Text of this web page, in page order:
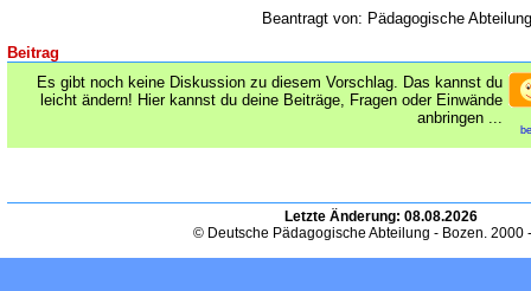
Beantragt von: Pädagogische Abteilung
Beitrag
Es gibt noch keine Diskussion zu diesem Vorschlag. Das kannst du
leicht ändern! Hier kannst du deine Beiträge, Fragen oder Einwände
anbringen ...
Letzte Änderung: 08.08.2026
© Deutsche Pädagogische Abteilung - Bozen. 2000